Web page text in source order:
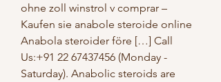
ohne zoll winstrol v comprar –
Kaufen sie anabole steroide online
Anabola steroider före […] Call
Us:+91 22 67437456 (Monday -
Saturday). Anabolic steroids are